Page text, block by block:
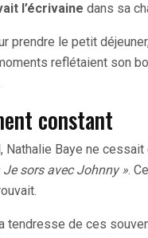
l’écrivaine dans sa
prendre le petit
reflétaient son
constant
Nathalie Baye ne
Je sors avec Johnny ».
tendresse de ces